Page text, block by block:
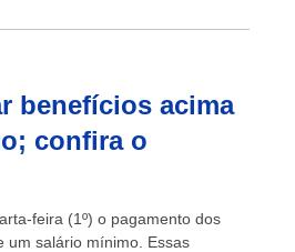
benefícios acima
confira o
feira (1º) o pagamento dos
um salário mínimo. Essas